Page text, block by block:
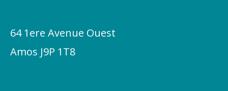
-
64 1ere Avenue Ouest
Amos J9P 1T8